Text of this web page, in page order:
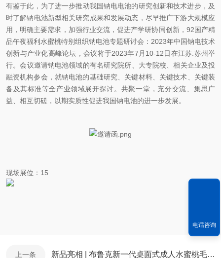
有鉴于此，为了进一步推动我国钠电电池的研究创新和技术进步，及
时了解钠电池新型相关研究成果和发展动态，尽早推广下游大规模应
用，明确主要需求，加强行业交流，促进产学研协同创新，92国产精
品午夜福利水蜜桃特别组织钠电池专题研讨会： 2023年中国钠电技术
创新与产业化高峰论坛，会议将于2023年7 月 10-12日在江苏 苏州举
行。会议邀请钠电池领域的有名研究院所、大专院校、相关企业及投
融资机构参会，就钠电池的基础研究、关键材料、关键技术、关键装
备及其标准等全产业领域展开探讨。共聚一堂，充分交流、集思广
益、相互切磋，以期实质性促进我国钠电池的进一步发展。
现场展位：15
上一条 新品亮相 | 布鲁克新一代桌面式成人水蜜桃毛片衍射仪 D6 PHASER成功发布
电话咨询